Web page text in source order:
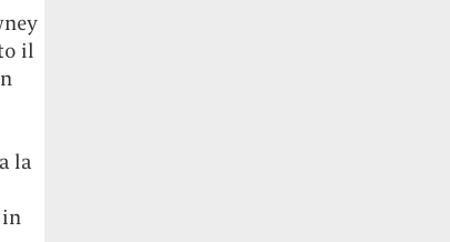
il
la